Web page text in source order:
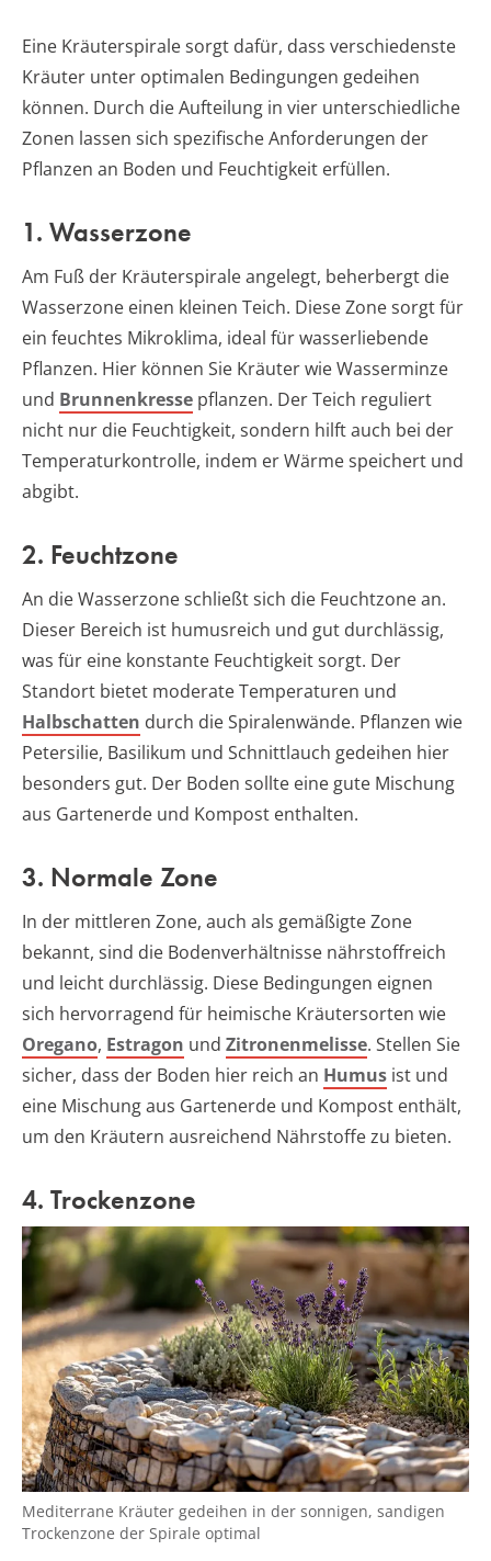
Eine Kräuterspirale sorgt dafür, dass verschiedenste
Kräuter unter optimalen Bedingungen gedeihen
können. Durch die Aufteilung in vier unterschiedliche
Zonen lassen sich spezifische Anforderungen der
Pflanzen an Boden und Feuchtigkeit erfüllen.
1. Wasserzone
Am Fuß der Kräuterspirale angelegt, beherbergt die
Wasserzone einen kleinen Teich. Diese Zone sorgt für
ein feuchtes Mikroklima, ideal für wasserliebende
Pflanzen. Hier können Sie Kräuter wie Wasserminze
und Brunnenkresse pflanzen. Der Teich reguliert
nicht nur die Feuchtigkeit, sondern hilft auch bei der
Temperaturkontrolle, indem er Wärme speichert und
abgibt.
2. Feuchtzone
An die Wasserzone schließt sich die Feuchtzone an.
Dieser Bereich ist humusreich und gut durchlässig,
was für eine konstante Feuchtigkeit sorgt. Der
Standort bietet moderate Temperaturen und
Halbschatten durch die Spiralenwände. Pflanzen wie
Petersilie, Basilikum und Schnittlauch gedeihen hier
besonders gut. Der Boden sollte eine gute Mischung
aus Gartenerde und Kompost enthalten.
3. Normale Zone
In der mittleren Zone, auch als gemäßigte Zone
bekannt, sind die Bodenverhältnisse nährstoffreich
und leicht durchlässig. Diese Bedingungen eignen
sich hervorragend für heimische Kräutersorten wie
Oregano, Estragon und Zitronenmelisse. Stellen Sie
sicher, dass der Boden hier reich an Humus ist und
eine Mischung aus Gartenerde und Kompost enthält,
um den Kräutern ausreichend Nährstoffe zu bieten.
4. Trockenzone
Mediterrane Kräuter gedeihen in der sonnigen, sandigen
Trockenzone der Spirale optimal